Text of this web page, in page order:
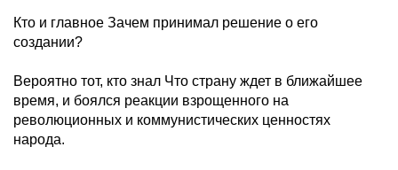
Кто и главное Зачем принимал решение о его
создании?
Вероятно тот, кто знал Что страну ждет в ближайшее
время, и боялся реакции взрощенного на
революционных и коммунистических ценностях
народа.